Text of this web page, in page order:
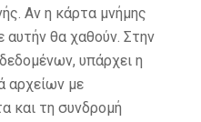
Αν η κάρτα μνήμης
αυτήν θα χαθούν. Στην
υπάρχει η
αρχείων με
και τη συνδρομή